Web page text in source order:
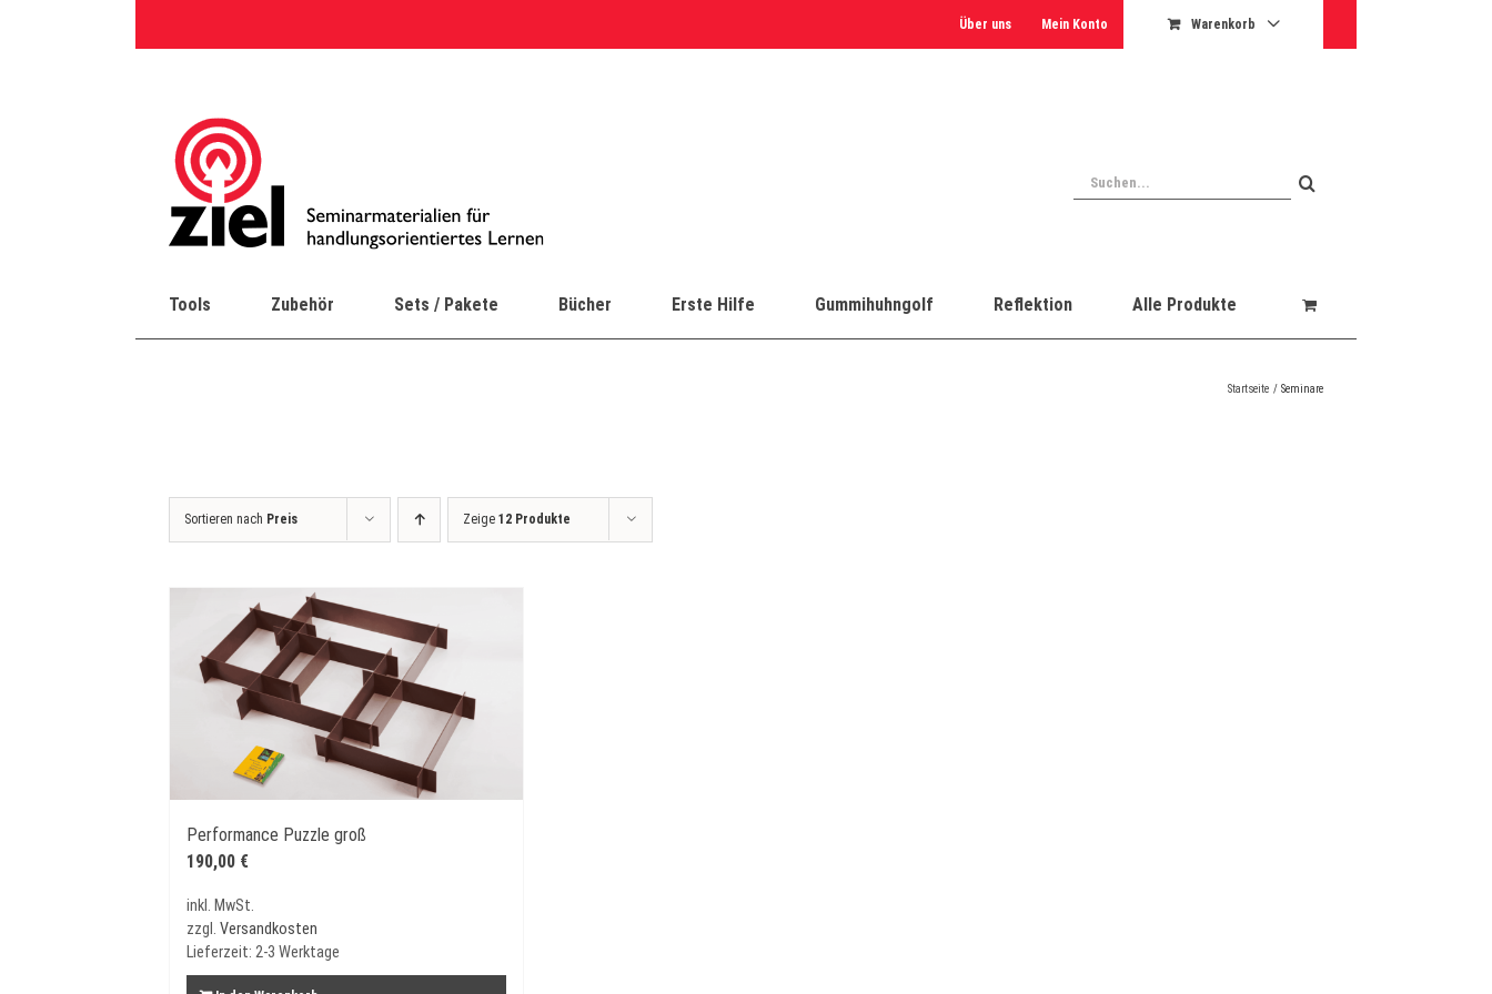
Über uns Mein Konto Warenkorb
Suche
nach:
Tools Zubehör Sets / Pakete Bücher Erste Hilfe Gummihuhngolf Reflektion Alle Produkte
Startseite Seminare
Sortieren nach Preis Zeige 12 Produkte
Performance Puzzle groß
190,00 €
inkl. MwSt.
zzgl. Versandkosten
Lieferzeit: 2-3 Werktage